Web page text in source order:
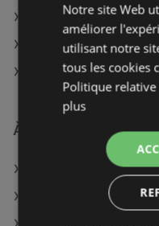
U Express à
U Express à Saint-
U Express à Avignon
À découvrir aussi
Offres de U Express
Offres de Auchan
Notre site Web
améliorer
utilisant notre
tous les cookies
Politique relative
plus